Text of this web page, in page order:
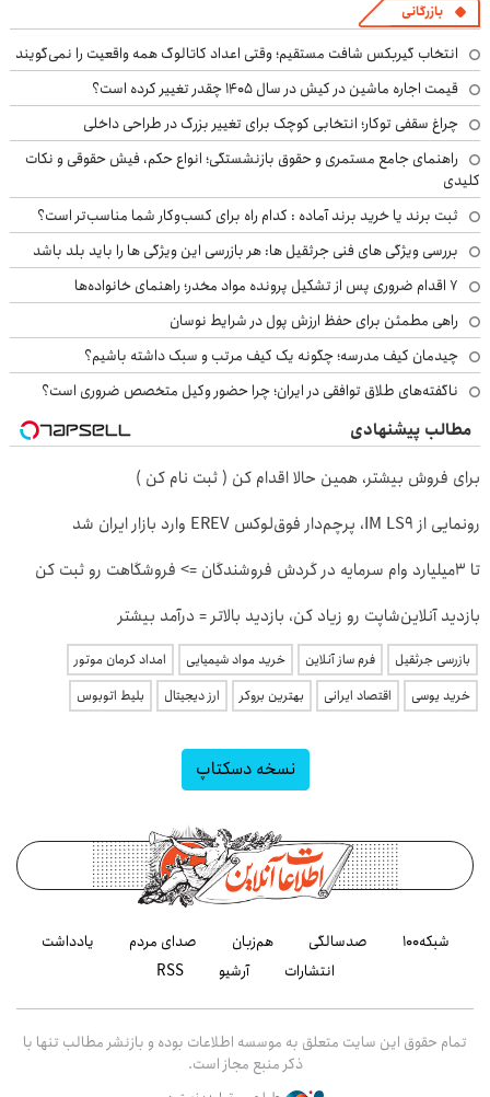
بازرگانی
انتخاب گیربکس شافت مستقیم؛ وقتی اعداد کاتالوگ همه واقعیت را نمی‌گویند
قیمت اجاره ماشین در کیش در سال ۱۴۰۵ چقدر تغییر کرده است؟
چراغ سقفی توکار؛ انتخابی کوچک برای تغییر بزرگ در طراحی داخلی
راهنمای جامع مستمری و حقوق بازنشستگی؛ انواع حکم، فیش حقوقی و نکات
کلیدی
ثبت برند یا خرید برند آماده : کدام راه برای کسب‌وکار شما مناسب‌تر است؟
بررسی ویژگی های فنی جرثقیل ها: هر بازرسی این ویژگی ها را باید بلد باشد
۷ اقدام ضروری پس از تشکیل پرونده مواد مخدر؛ راهنمای خانواده‌ها
راهی مطمئن برای حفظ ارزش پول در شرایط نوسان
چیدمان کیف مدرسه؛ چگونه یک کیف مرتب و سبک داشته باشیم؟
ناگفته‌های طلاق توافقی در ایران؛ چرا حضور وکیل متخصص ضروری است؟
مطالب پیشنهادی
برای فروش بیشتر، همین حالا اقدام کن ( ثبت نام کن )
رونمایی از IM LS9، پرچم‌دار فوق‌لوکس EREV وارد بازار ایران شد
تا 3میلیارد وام سرمایه در گردش فروشندگان => فروشگاهت رو ثبت کن
بازدید آنلاین‌شاپت رو زیاد کن، بازدید بالاتر = درآمد بیشتر
بازرسی جرثقیل فرم ساز آنلاین خرید مواد شیمیایی
امداد کرمان موتور
خرید یوسی
اقتصاد ایرانی بهترین بروکر ارز دیجیتال بلیط اتوبوس
نسخه دسکتاپ
شبکه۱۰۰ صدسالگی هم‌زبان صدای مردم
یادداشت
انتشارات
آرشیو RSS
تمام حقوق این سایت متعلق به موسسه اطلاعات بوده و بازنشر مطالب تنها با
ذکر منبع مجاز است.